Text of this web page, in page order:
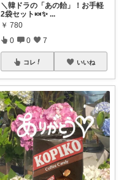
＼韓ドラの「あの飴」！お手軽
2袋セット🍬✨ ...
￥ 780
0 0 7
コレ いいね